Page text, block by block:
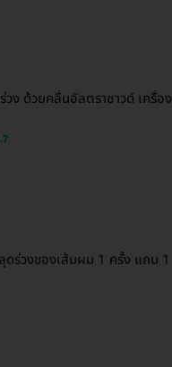
ง ด้วยคลื่นอัลตราซาวด์ เครื่อง
ร่วงของเส้มผม 1 ครั้ง แถม 1